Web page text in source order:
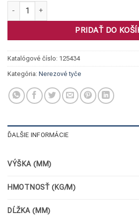
množstvo Tyč štvorhranná, 1.4301 014 x
PRIDAŤ DO
Katalógové číslo: 125434
Kategória: Nerezové tyče
ĎALŠIE INFORMÁCIE
VÝŠKA (MM)
HMOTNOSŤ (KG/M)
DĹŽKA (MM)